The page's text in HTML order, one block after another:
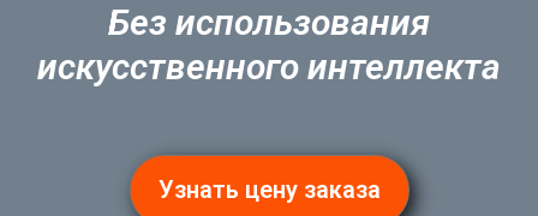
Без использования
искусственного интеллекта
Узнать цену заказа